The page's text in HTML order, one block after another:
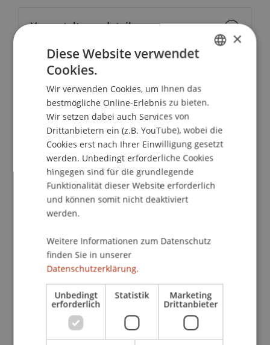
School/Professur:
Studienverwaltung Bachelorstudiengang
Architektur
The student organisation Univision and the
Liechtenstein School of Architecture would like to
invite you to the first lecture in the Architecture
well-known architect Raphael Zuber. In his guest
lecture, he will talk about the relationship
craftsmanship using his personal experience as
an example. The lecture will take place on
2.11.2023 at 18:30 (opening at 18:00) in the atelier
at the University of Liechtenstein (in German).
Veranstaltungsdetails
Kontakt
×
Diese Website verwendet
Cookies.
Wir verwenden Cookies, um Ihnen das
bestmögliche Online-Erlebnis zu bieten.
Wir setzen dabei auch Services von
Drittanbietern ein (z.B. YouTube), wobei die
Cookies erst nach Ihrer Einwilligung gesetzt
werden. Unbedingt erforderliche Cookies
hingegen sind für die grundlegende
Funktionalität dieser Website erforderlich
und können somit nicht deaktiviert
werden.
Weitere Informationen zum Datenschutz
finden Sie in unserer
Datenschutzerklärung.
Unbedingt
erforderlich
Statistik Marketing
Drittanbieter